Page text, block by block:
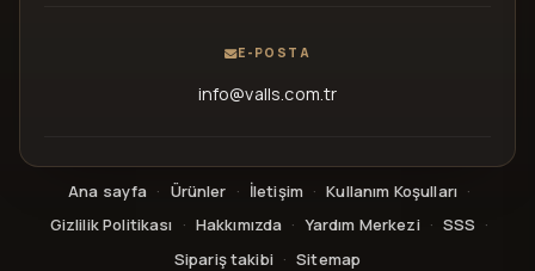
E-POSTA
info@valls.com.tr
Ana sayfa · Ürünler · İletişim · Kullanım Koşulları ·
Gizlilik Politikası
· Hakkımızda · Yardım Merkezi · SSS ·
Sipariş takibi · Sitemap